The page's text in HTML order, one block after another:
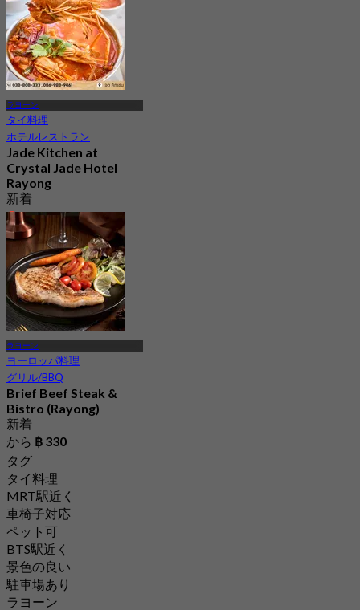
ラヨーン
タイ料理
ホテルレストラン
Jade Kitchen at
Crystal Jade Hotel
Rayong
新着
4.8
から ฿ 690
ラヨーン
ヨーロッパ料理
グリル/BBQ
Brief Beef Steak &
Bistro (Rayong)
新着
から ฿ 330
タグ
タイ料理
MRT駅近く
車椅子対応
ペット可
BTS駅近く
景色の良い
駐車場あり
ラヨーン